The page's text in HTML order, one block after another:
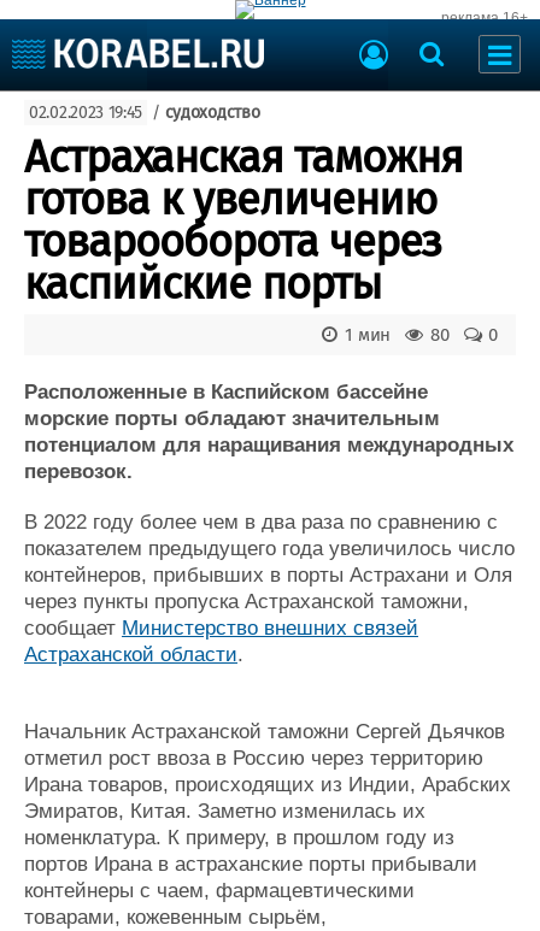
реклама 16+
Судоходство
Судоремонт
События
Пресс-релизы
Порты
ВМФ
Образование
Яхты и катера
Еще
Пульс
Новости
Компании
Репутация
Крюинг
Журнал
Реклама
Доска объявлений
Продажа флота
Оборудование
Услуги
Конференции
Личности
Словарь
Отзывы
Все службы
02.02.2023 19:45 / судоходство
Астраханская таможня
готова к увеличению
товарооборота через
каспийские порты
0
80
1 мин
Расположенные в Каспийском бассейне
морские порты обладают значительным
потенциалом для наращивания международных
перевозок.
В 2022 году более чем в два раза по сравнению с
показателем предыдущего года увеличилось число
контейнеров, прибывших в порты Астрахани и Оля
через пункты пропуска Астраханской таможни,
сообщает Министерство внешних связей
Астраханской области.
Начальник Астраханской таможни Сергей Дьячков
отметил рост ввоза в Россию через территорию
Ирана товаров, происходящих из Индии, Арабских
Эмиратов, Китая. Заметно изменилась их
номенклатура. К примеру, в прошлом году из
портов Ирана в астраханские порты прибывали
контейнеры с чаем, фармацевтическими
товарами, кожевенным сырьём,